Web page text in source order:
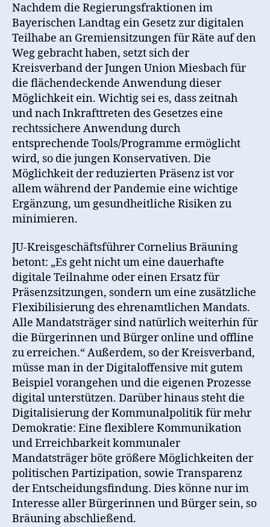
Nachdem die Regierungsfraktionen im
Bayerischen Landtag ein Gesetz zur digitalen
Teilhabe an Gremiensitzungen für Räte auf den
Weg gebracht haben, setzt sich der
Kreisverband der Jungen Union Miesbach für
die flächendeckende Anwendung dieser
Möglichkeit ein. Wichtig sei es, dass zeitnah
und nach Inkrafttreten des Gesetzes eine
rechtssichere Anwendung durch
entsprechende Tools/Programme ermöglicht
wird, so die jungen Konservativen. Die
Möglichkeit der reduzierten Präsenz ist vor
allem während der Pandemie eine wichtige
Ergänzung, um gesundheitliche Risiken zu
minimieren.
JU-Kreisgeschäftsführer Cornelius Bräuning
betont: „Es geht nicht um eine dauerhafte
digitale Teilnahme oder einen Ersatz für
Präsenzsitzungen, sondern um eine zusätzliche
Flexibilisierung des ehrenamtlichen Mandats.
Alle Mandatsträger sind natürlich weiterhin für
die Bürgerinnen und Bürger online und offline
zu erreichen.“ Außerdem, so der Kreisverband,
müsse man in der Digitaloffensive mit gutem
Beispiel vorangehen und die eigenen Prozesse
digital unterstützen. Darüber hinaus steht die
Digitalisierung der Kommunalpolitik für mehr
Demokratie: Eine flexiblere Kommunikation
und Erreichbarkeit kommunaler
Mandatsträger böte größere Möglichkeiten der
politischen Partizipation, sowie Transparenz
der Entscheidungsfindung. Dies könne nur im
Interesse aller Bürgerinnen und Bürger sein, so
Bräuning abschließend.